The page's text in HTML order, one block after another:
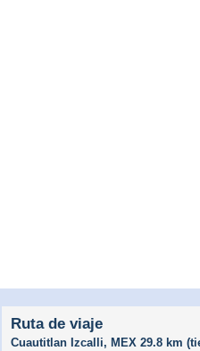
Ruta de viaje
Cuautitlan Izcalli, MEX 29.8 km